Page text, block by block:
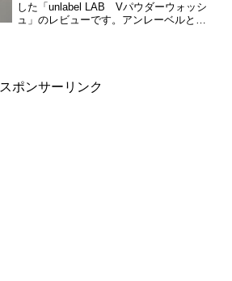
した「unlabel LAB Vパウダーウォッシ
ュ」のレビューです。アンレーベルとい
スポンサーリンク